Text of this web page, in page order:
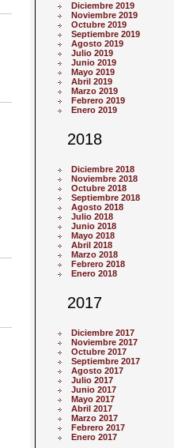
Diciembre 2019
Noviembre 2019
Octubre 2019
Septiembre 2019
Agosto 2019
Julio 2019
Junio 2019
Mayo 2019
Abril 2019
Marzo 2019
Febrero 2019
Enero 2019
2018
Diciembre 2018
Noviembre 2018
Octubre 2018
Septiembre 2018
Agosto 2018
Julio 2018
Junio 2018
Mayo 2018
Abril 2018
Marzo 2018
Febrero 2018
Enero 2018
2017
Diciembre 2017
Noviembre 2017
Octubre 2017
Septiembre 2017
Agosto 2017
Julio 2017
Junio 2017
Mayo 2017
Abril 2017
Marzo 2017
Febrero 2017
Enero 2017